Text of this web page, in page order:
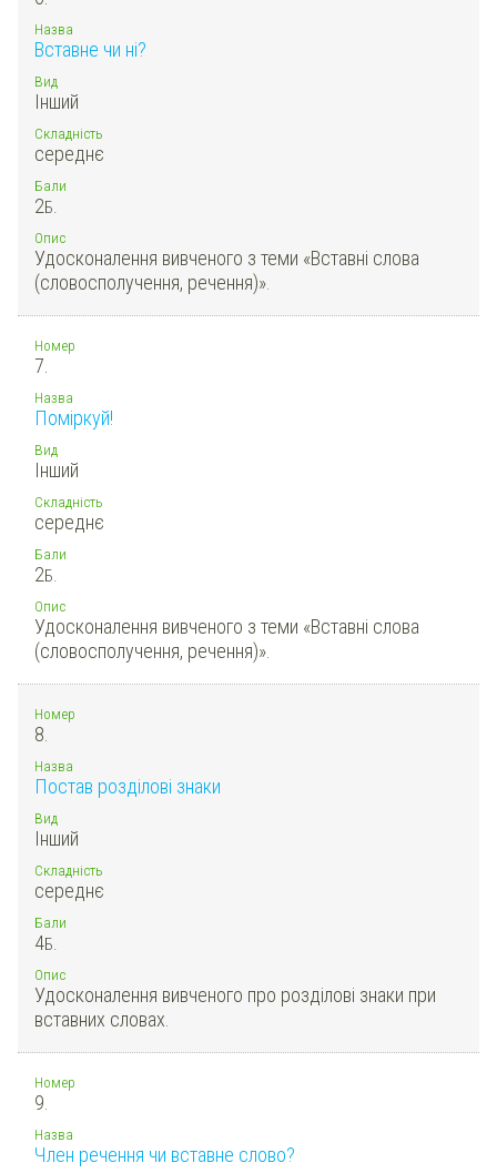
Назва
Вставне чи ні?
Вид
Інший
Складність
середнє
Бали
2Б.
Опис
Удосконалення вивченого з теми «Вставні слова
(словосполучення, речення)».
Номер
7.
Назва
Поміркуй!
Вид
Інший
Складність
середнє
Бали
2Б.
Опис
Удосконалення вивченого з теми «Вставні слова
(словосполучення, речення)».
Номер
8.
Назва
Постав розділові знаки
Вид
Інший
Складність
середнє
Бали
4Б.
Опис
Удосконалення вивченого про розділові знаки при
вставних словах.
Номер
9.
Назва
Член речення чи вставне слово?